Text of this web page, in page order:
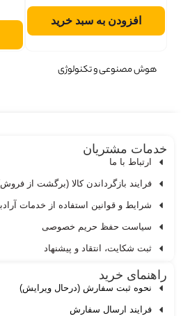
افزودن به سبد خرید
هوش مصنوعی و تکنولوژی
خدمات مشتریان
ارتباط با ما
فرایند بازگرداندن کالا (برگشت از فروش)
شرایط و قوانین استفاده از خدمات آرادبوک
سیاست حفظ حریم خصوصی
ثبت شکایت، انتقاد و پیشنهاد
راهنمای خرید
نحوه ثبت سفارش (درحال ویرایش)
فرایند ارسال سفارش